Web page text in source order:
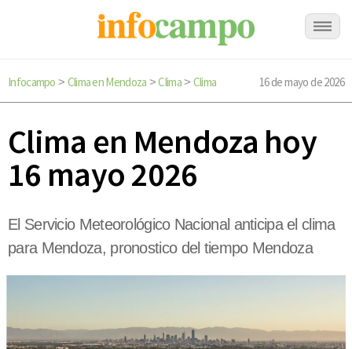
Infocampo > Clima en Mendoza >Clima> Clima 16 de mayo de 2026
Clima en Mendoza hoy
16 mayo 2026
El Servicio Meteorológico Nacional anticipa el clima
para Mendoza, pronostico del tiempo Mendoza